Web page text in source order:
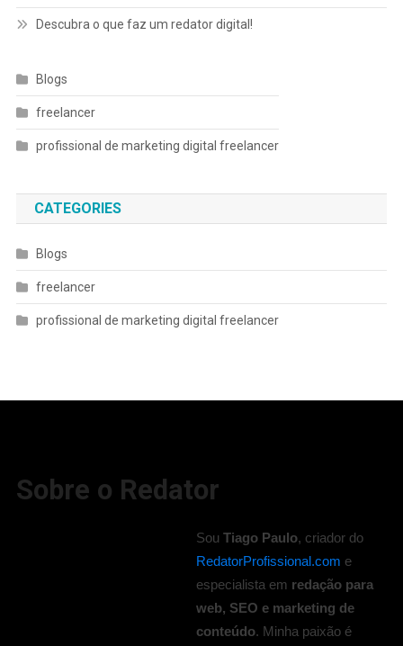
Descubra o que faz um redator digital!
Blogs
freelancer
profissional de marketing digital freelancer
CATEGORIES
Blogs
freelancer
profissional de marketing digital freelancer
Sobre o Redator
SouTiago Paulo, criador do
RedatorProfissional.com e
especialista em redação para
web, SEO e marketing de
conteúdo. Minha paixão é